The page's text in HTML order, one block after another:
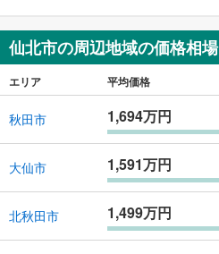
ジ
に
保
存
る
仙北市の周辺地域の価格相場
エリア 平均価格
秋田市 1,694万円
大仙市 1,591万円
北秋田市 1,499万円